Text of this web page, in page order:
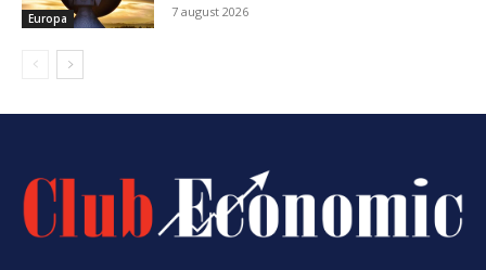
Europa 7 august 2026